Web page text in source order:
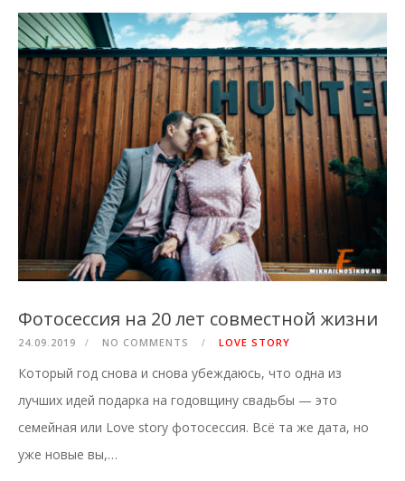
Фотосессия на 20 лет совместной жизни
24.09.2019 NO COMMENTS LOVE STORY
Который год снова и снова убеждаюсь, что одна из
лучших идей подарка на годовщину свадьбы — это
семейная или Love story фотосессия. Всё та же дата, но
уже новые вы,…